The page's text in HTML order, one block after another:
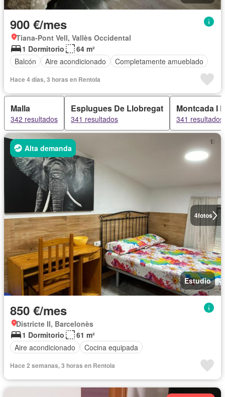
900 €/mes
Tiana-Pont Vell, Vallès Occidental
1 Dormitorio
64 m²
Balcón
Aire acondicionado Completamente amueblado
Hace 4 días, 3 horas en Rentola
Malla
342 resultados
Esplugues De Llobregat
341 resultados
Montcada I
341 resultados
4fotos
Alta demanda
Estudio
850 €/mes
Districte II, Barcelonès
1 Dormitorio
61 m²
Aire acondicionado
Cocina equipada
Hace 2 semanas, 3 horas en Rentola